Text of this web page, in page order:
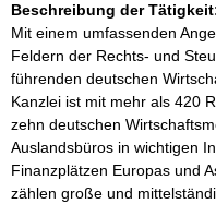
Beschreibung der
Mit einem umfassenden
Feldern der Rechts- und
führenden deutschen
Kanzlei ist mit mehr als 420
zehn deutschen
Auslandsbüros in wichtigen
Finanzplätzen Europas und
zählen große und